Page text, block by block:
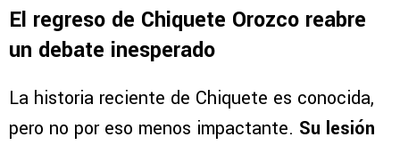
El regreso de Chiquete Orozco reabre
un debate inesperado
La historia reciente de Chiquete es conocida,
pero no por eso menos impactante. Su lesión